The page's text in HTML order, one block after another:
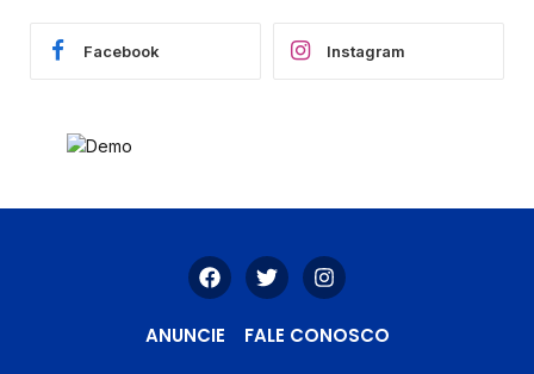
Facebook Instagram
ANUNCIE FALE CONOSCO